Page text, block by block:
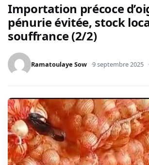
Importation précoce
pénurie évitée, stock
souffrance (2/2)
Ramatoulaye Sow 9 septembre 2025